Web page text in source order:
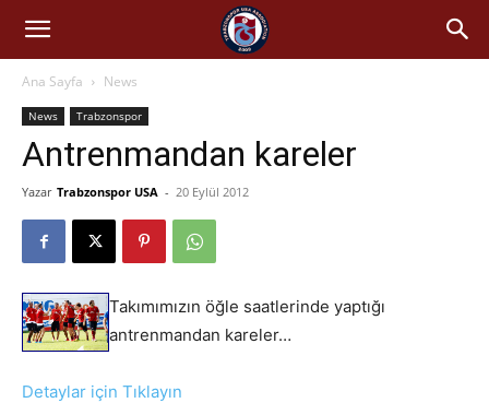
Ana Sayfa News
News Trabzonspor
Antrenmandan kareler
Yazar Trabzonspor USA - 20 Eylül 2012
Takımımızın öğle saatlerinde yaptığı
antrenmandan kareler…
Detaylar için Tıklayın